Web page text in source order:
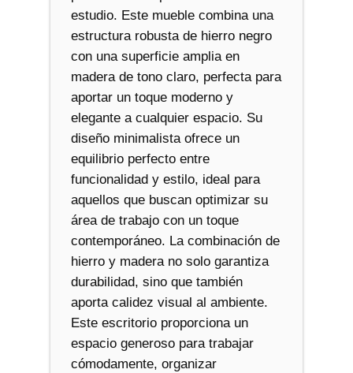
estudio. Este mueble combina una
estructura robusta de hierro negro
con una superficie amplia en
madera de tono claro, perfecta para
aportar un toque moderno y
elegante a cualquier espacio. Su
diseño minimalista ofrece un
equilibrio perfecto entre
funcionalidad y estilo, ideal para
aquellos que buscan optimizar su
área de trabajo con un toque
contemporáneo. La combinación de
hierro y madera no solo garantiza
durabilidad, sino que también
aporta calidez visual al ambiente.
Este escritorio proporciona un
espacio generoso para trabajar
cómodamente, organizar